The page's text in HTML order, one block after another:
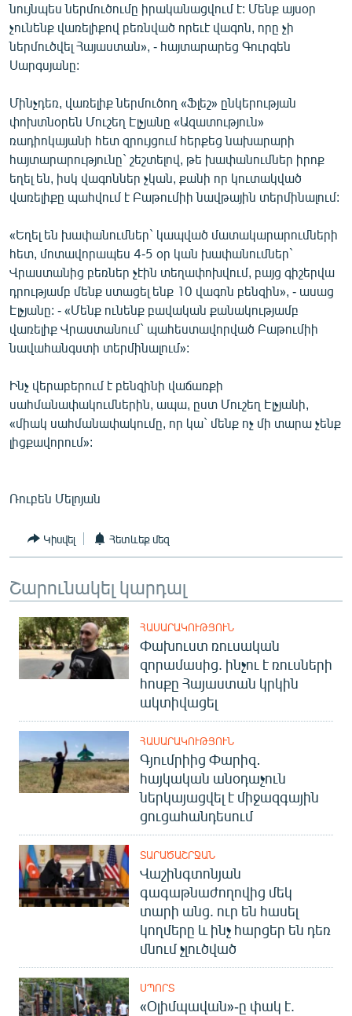
նույնպես ներմուծումը իրականացվում է: Մենք այսօր
չունենք վառելիքով բեռնված որեւէ վագոն, որը չի
ներմուծվել Հայաստան», - հայտարարեց Գուրգեն
Սարգսյանը:
Մինչդեռ, վառելիք ներմուծող «Ֆլեշ» ընկերության
փոխտնօրեն Մուշեղ Էլչյանը «Ազատություն»
ռադիոկայանի հետ զրույցում հերքեց նախարարի
հայտարարությունը` շեշտելով, թե խափանումներ իրոք
եղել են, իսկ վագոններ չկան, քանի որ կուտակված
վառելիքը պահվում է Բաթումիի նավթային տերմինալում:
«Եղել են խափանումներ` կապված մատակարարումների
հետ, մոտավորապես 4-5 օր կան խափանումներ`
Վրաստանից բեռներ չէին տեղափոխվում, բայց գիշերվա
դրությամբ մենք ստացել ենք 10 վագոն բենզին», - ասաց
Էլչյանը: - «Մենք ունենք բավական քանակությամբ
վառելիք Վրաստանում` պահեստավորված Բաթումիի
նավահանգստի տերմինալում»:
Ինչ վերաբերում է բենզինի վաճառքի
սահմանափակումներին, ապա, ըստ Մուշեղ Էլչյանի,
«միակ սահմանափակումը, որ կա` մենք ոչ մի տարա չենք
լիցքավորում»:
Ռուբեն Մելոյան
Կիսվել Հետևեք մեզ
Շարունակել կարդալ
ՀԱՍԱՐԱԿՈՒԹՅՈՒՆ
Փախուստ ռուսական
զորամասից. ինչու է ռուսների
հոսքը Հայաստան կրկին
ակտիվացել
ՀԱՍԱՐԱԿՈՒԹՅՈՒՆ
Գյումրիից Փարիզ․
հայկական անօդաչուն
ներկայացվել է միջազգային
ցուցահանդեսում
ՏԱՐԱԾԱՇՐՋԱՆ
Վաշինգտոնյան
գագաթնաժողովից մեկ
տարի անց. ուր են հասել
կողմերը և ինչ հարցեր են դեռ
մնում չլուծված
ՍՊՈՐՏ
«Օլիմպավան»-ը փակ է.